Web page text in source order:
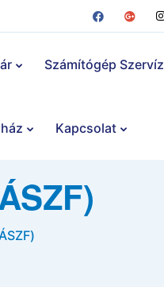
Számítógép Szervíz
Kapcsolat